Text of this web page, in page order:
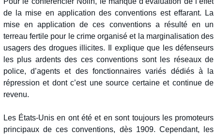
de la mise en application des conventions est effarant. La
mise en application de ces conventions a résulté en un
terreau fertile pour le crime organisé et la marginalisation des
usagers des drogues illicites. Il explique que les défenseurs
les plus ardents des ces conventions sont les réseaux de
police, d’agents et des fonctionnaires variés dédiés à la
répression et dont c’est une source certaine et continue de
revenu.
Les États-Unis en ont été et en sont toujours les promoteurs
principaux de ces conventions, dès 1909. Cependant, les